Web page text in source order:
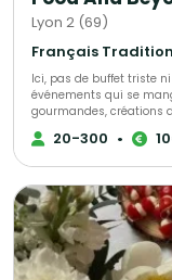
Lyon 2 (69)
Français
Ici, pas de buffet triste
événements qui se mangent,
gourmandes, créations
culinaires en live,
tournent… tout est
du style et zéro côté “déjà vu”. Mariage, soirée privée,
event pro ou grosse fête
Le plus dangereux sur
cliqué… vous risquez
20-300 •